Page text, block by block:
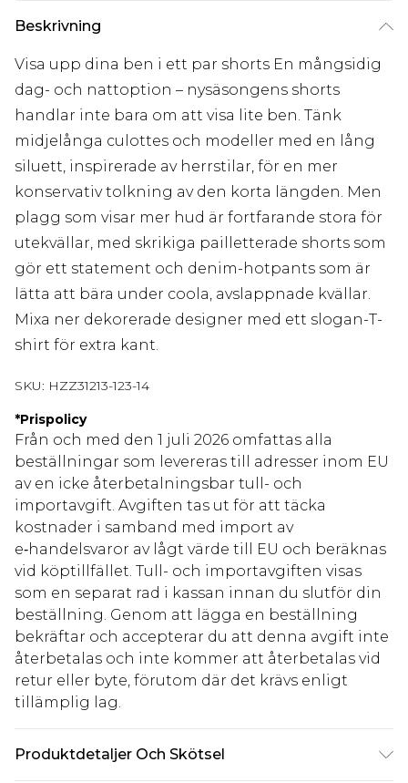
Beskrivning
Visa upp dina ben i ett par shorts En mångsidig
dag- och nattoption – nysäsongens shorts
handlar inte bara om att visa lite ben. Tänk
midjelånga culottes och modeller med en lång
siluett, inspirerade av herrstilar, för en mer
konservativ tolkning av den korta längden. Men
plagg som visar mer hud är fortfarande stora för
utekvällar, med skrikiga pailletterade shorts som
gör ett statement och denim-hotpants som är
lätta att bära under coola, avslappnade kvällar.
Mixa ner dekorerade designer med ett slogan-T-
shirt för extra kant.
SKU: HZZ31213-123-14
*Prispolicy
Från och med den 1 juli 2026 omfattas alla
beställningar som levereras till adresser inom EU
av en icke återbetalningsbar tull- och
importavgift. Avgiften tas ut för att täcka
kostnader i samband med import av
e‑handelsvaror av lågt värde till EU och beräknas
vid köptillfället. Tull- och importavgiften visas
som en separat rad i kassan innan du slutför din
beställning. Genom att lägga en beställning
bekräftar och accepterar du att denna avgift inte
återbetalas och inte kommer att återbetalas vid
retur eller byte, förutom där det krävs enligt
tillämplig lag.
Produktdetaljer Och Skötsel